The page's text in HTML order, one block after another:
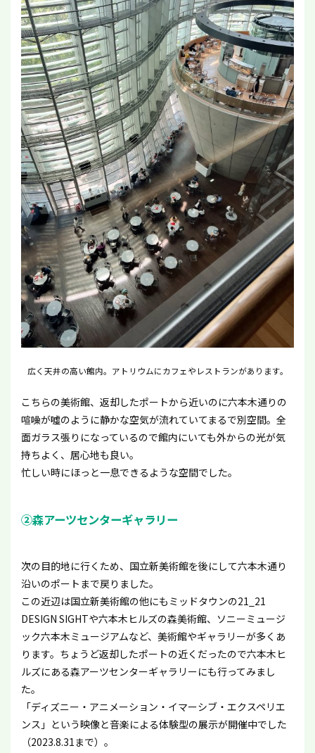
広く天井の高い館内。アトリウムにカフェやレストランがあります。
こちらの美術館、返却したポートから近いのに六本木通りの
喧噪が噓のように静かな空気が流れていてまるで別空間。全
面ガラス張りになっているので館内にいても外からの光が気
持ちよく、居心地も良い。
忙しい時にほっと一息できるような空間でした。
②森アーツセンターギャラリー
次の目的地に行くため、国立新美術館を後にして六本木通り
沿いのポートまで戻りました。
この近辺は国立新美術館の他にもミッドタウンの21_21
DESIGN SIGHTや六本木ヒルズの森美術館、ソニーミュージ
ック六本木ミュージアムなど、美術館やギャラリーが多くあ
ります。ちょうど返却したポートの近くだったので六本木ヒ
ルズにある森アーツセンターギャラリーにも行ってみまし
た。
「ディズニー・アニメーション・イマーシブ・エクスペリエ
ンス」という映像と音楽による体験型の展示が開催中でした
（2023.8.31まで）。